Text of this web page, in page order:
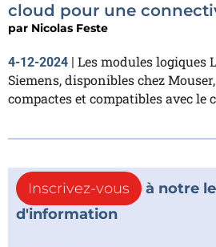
cloud pour une
par Nicolas Feste
4-12-2024 | Les modules logiques
Siemens, disponibles chez
compactes et compatibles avec le
Inscrivez-vous
à notre
d'information